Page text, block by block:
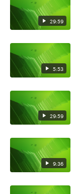
29:59
5:53
29:59
9:36